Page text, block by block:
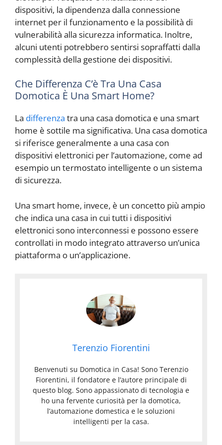
dispositivi, la dipendenza dalla connessione
internet per il funzionamento e la possibilità di
vulnerabilità alla sicurezza informatica. Inoltre,
alcuni utenti potrebbero sentirsi sopraffatti dalla
complessità della gestione dei dispositivi.
Che Differenza C’è Tra Una Casa
Domotica È Una Smart Home?
La differenza tra una casa domotica e una smart
home è sottile ma significativa. Una casa domotica
si riferisce generalmente a una casa con
dispositivi elettronici per l’automazione, come ad
esempio un termostato intelligente o un sistema
di sicurezza.
Una smart home, invece, è un concetto più ampio
che indica una casa in cui tutti i dispositivi
elettronici sono interconnessi e possono essere
controllati in modo integrato attraverso un’unica
piattaforma o un’applicazione.
Terenzio Fiorentini
Benvenuti su Domotica in Casa! Sono Terenzio
Fiorentini, il fondatore e l’autore principale di
questo blog. Sono appassionato di tecnologia e
ho una fervente curiosità per la domotica,
l’automazione domestica e le soluzioni
intelligenti per la casa.